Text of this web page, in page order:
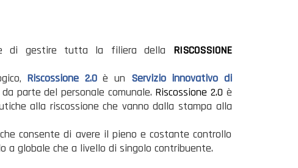
di gestire tutta la filiera della RISCOSSIONE
Riscossione 2.0è un Servizio innovativo di
parte del personale comunale. Riscossione 2.0 è
alla riscossione che vanno dalla stampa alla
consente di avere il pieno e costante controllo
a globale che a livello di singolo contribuente.